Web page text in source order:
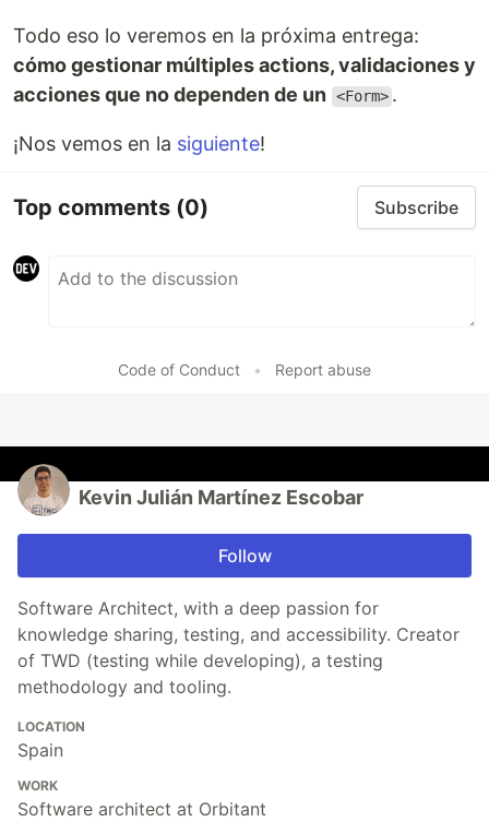
Todo eso lo veremos en la próxima entrega:
cómo gestionar múltiples actions, validaciones y
acciones que no dependen de un <Form> .
¡Nos vemos en la siguiente!
Top comments (0) Subscribe
Code of Conduct • Report abuse
Kevin Julián Martínez Escobar
Follow
Software Architect, with a deep passion for
knowledge sharing, testing, and accessibility. Creator
of TWD (testing while developing), a testing
methodology and tooling.
LOCATION
Spain
WORK
Software architect at Orbitant